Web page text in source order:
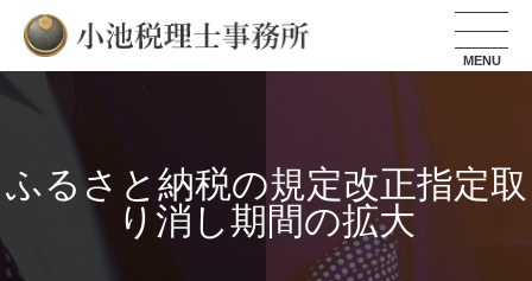
小池税理士事務所
ふるさと納税の規定改正指定取
り消し期間の拡大